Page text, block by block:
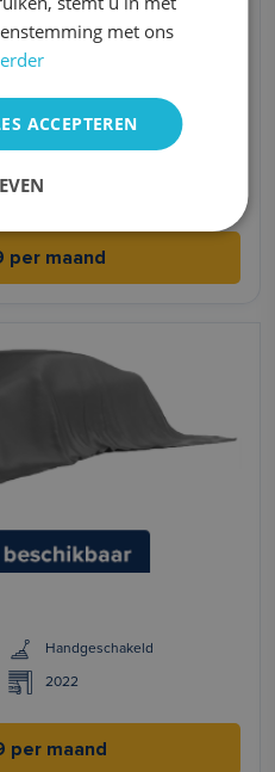
2021
per maand
Handgeschakeld
2022
per maand
met ons
ACCEPTEREN